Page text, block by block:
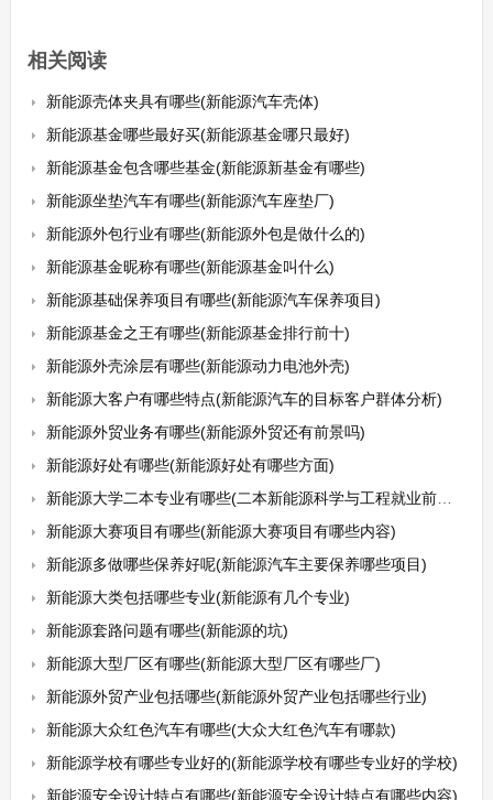
相关阅读
新能源壳体夹具有哪些(新能源汽车壳体)
新能源基金哪些最好买(新能源基金哪只最好)
新能源基金包含哪些基金(新能源新基金有哪些)
新能源坐垫汽车有哪些(新能源汽车座垫厂)
新能源外包行业有哪些(新能源外包是做什么的)
新能源基金昵称有哪些(新能源基金叫什么)
新能源基础保养项目有哪些(新能源汽车保养项目)
新能源基金之王有哪些(新能源基金排行前十)
新能源外壳涂层有哪些(新能源动力电池外壳)
新能源大客户有哪些特点(新能源汽车的目标客户群体分析)
新能源外贸业务有哪些(新能源外贸还有前景吗)
新能源好处有哪些(新能源好处有哪些方面)
新能源大学二本专业有哪些(二本新能源科学与工程就业前景怎么样)
新能源大赛项目有哪些(新能源大赛项目有哪些内容)
新能源多做哪些保养好呢(新能源汽车主要保养哪些项目)
新能源大类包括哪些专业(新能源有几个专业)
新能源套路问题有哪些(新能源的坑)
新能源大型厂区有哪些(新能源大型厂区有哪些厂)
新能源外贸产业包括哪些(新能源外贸产业包括哪些行业)
新能源大众红色汽车有哪些(大众大红色汽车有哪款)
新能源学校有哪些专业好的(新能源学校有哪些专业好的学校)
新能源安全设计特点有哪些(新能源安全设计特点有哪些内容)